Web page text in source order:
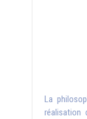
La
réalisation